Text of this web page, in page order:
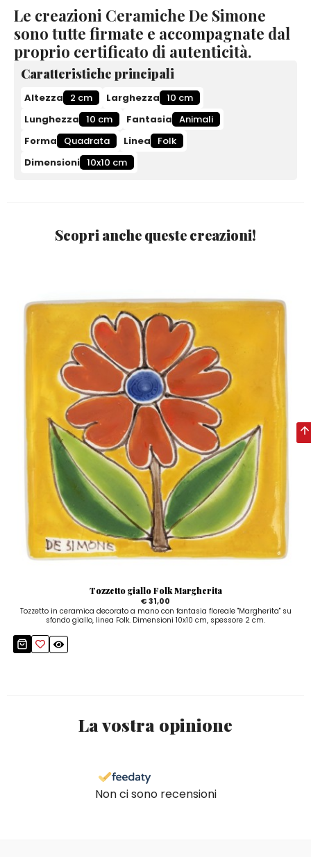
Le creazioni Ceramiche De Simone
sono tutte firmate e accompagnate dal
proprio certificato di autenticità.
Caratteristiche principali
Altezza 2 cm Larghezza 10 cm
Lunghezza 10 cm Fantasia Animali
Forma
Quadrata Linea
Folk
Dimensioni 10x10 cm
Scopri anche queste creazioni!
Tozzetto giallo Folk Margherita
€ 31,00
Tozzetto in ceramica decorato a mano con fantasia floreale "Margherita" su
sfondo giallo, linea Folk. Dimensioni 10x10 cm, spessore 2 cm.
La vostra opinione
Non ci sono recensioni